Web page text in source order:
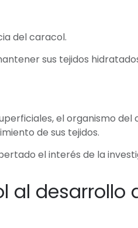
del caracol.
sus tejidos
el organismo
de sus tejidos.
el interés de la
al desarrollo